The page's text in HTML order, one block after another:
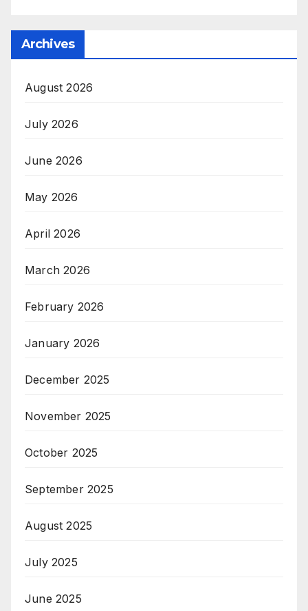
Archives
August 2026
July 2026
June 2026
May 2026
April 2026
March 2026
February 2026
January 2026
December 2025
November 2025
October 2025
September 2025
August 2025
July 2025
June 2025